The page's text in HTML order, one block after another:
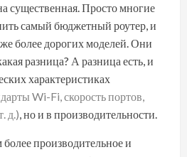
существенная. Просто многие
самый бюджетный роутер, и
более дорогих моделей. Они
разница? А разница есть, и
характеристиках
Wi-Fi, скорость портов,
д.), но и в производительности.
производительное и